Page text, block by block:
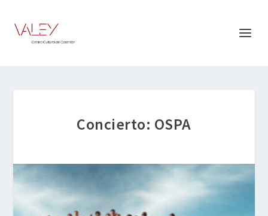
Concierto: OSPA